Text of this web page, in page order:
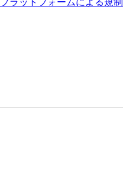
プラットフォームによる規制